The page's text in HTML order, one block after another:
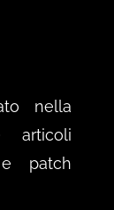
nella
articoli
patch